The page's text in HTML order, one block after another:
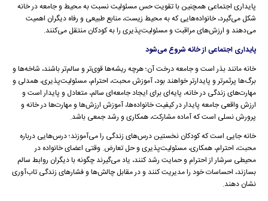
پایداری اجتماعی همچنین با تقویت حس مسئولیت نسبت به محیط و جامعه در خانه
شکل می‌گیرد، خانواده‌هایی که به محیط زیست، منابع طبیعی و رفاه دیگران اهمیت
می‌دهند و ارزش‌های مراقبت و مسئولیت‌پذیری را به کودکان منتقل می‌کنند.
پایداری اجتماعی از خانه شروع می‌شود
خانه مانند بذر است و جامعه درخت آن؛ هرچه ریشه‌ها قوی‌تر و سالم‌تر باشند، شاخه‌ها و
برگ‌ها پرثمرتر و پایدارتر خواهند بود، آموزش محبت، احترام، مسئولیت‌پذیری، همدلی و
مهارت‌های زندگی در خانه، پایه‌ای برای ایجاد جامعه‌ای سالم، متعادل و پایدار است و
ارزش واقعی جامعه پایدار در کیفیت خانواده‌ها، آموزش ارزش‌ها و مهارت‌ها در خانه و
پرورش نسلی است که آماده مشارکت، همکاری و رشد جمعی باشد.
خانه جایی است که کودکان نخستین درس‌های زندگی را می‌آموزند؛ درس‌هایی درباره
محبت، احترام، همکاری، مسئولیت‌پذیری و حل تعارض. وقتی اعضای خانواده در
محیطی سرشار از احترام و حمایت رشد کنند، یاد می‌گیرند چگونه با دیگران روابط سالم
بسازند، احساسات خود را مدیریت کنند و در مقابل چالش‌ها و فشارهای زندگی تاب‌آوری
نشان دهند.